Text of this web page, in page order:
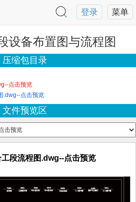
菜单
登录
设备布置图与流程图
压缩包目录
点击预览
.dwg--点击预览
文件预览区
段流程图.dwg--点击预览